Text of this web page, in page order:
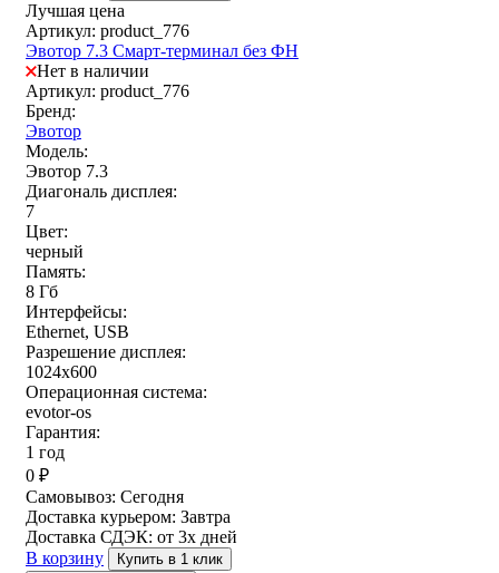
Лучшая цена
Артикул: product_776
Эвотор 7.3 Смарт-терминал без ФН
Нет в наличии
Артикул: product_776
Бренд:
Эвотор
Модель:
Эвотор 7.3
Диагональ дисплея:
7
Цвет:
черный
Память:
8 Гб
Интерфейсы:
Ethernet, USB
Разрешение дисплея:
1024х600
Операционная система:
evotor-os
Гарантия:
1 год
0 ₽
Самовывоз: Сегодня
Доставка курьером: Завтра
Доставка СДЭК: от 3х дней
В корзину
Купить в 1 клик